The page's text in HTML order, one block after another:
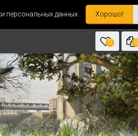
персональных данных. Хорошо!
0 0